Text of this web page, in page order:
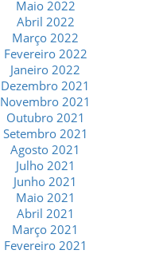
Maio 2022
Abril 2022
Março 2022
Fevereiro 2022
Janeiro 2022
Dezembro 2021
Novembro 2021
Outubro 2021
Setembro 2021
Agosto 2021
Julho 2021
Junho 2021
Maio 2021
Abril 2021
Março 2021
Fevereiro 2021